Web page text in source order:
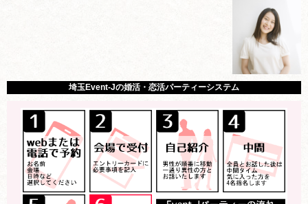
埼玉Event-Jの婚活・恋活パーティーシステム